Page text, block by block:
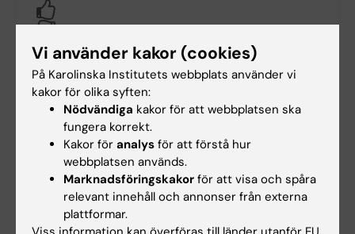
No
Innehållsgranskare:
Karin Vågstrand
Margareta Stark
Sidan uppdaterad:2026-05-11
Vi använder kakor (cookies)
På Karolinska Institutets webbplats använder vi
kakor för olika syften:
Nödvändiga kakor för att webbplatsen ska
fungera korrekt.
Kakor för analys för att förstå hur
webbplatsen används.
Marknadsföringskakor för att visa och spåra
relevant innehåll och annonser från externa
plattformar.